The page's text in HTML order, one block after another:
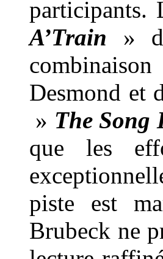
A’Train »
Desmond et
» The Song
que les
piste est
Brubeck ne